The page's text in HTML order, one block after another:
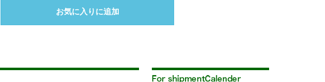
お気に入りに追加